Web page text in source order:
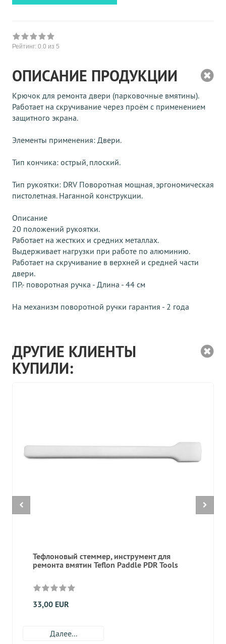
Рейтинг: 0.0 из 5
ОПИСАНИЕ ПРОДУКЦИИ
Крючок для ремонта двери (парковочные вмятины).
Работает на скручивание через проём с применением
защитного экрана.
Элементы применения: Двери.
Тип кончика: острый, плоский.
Тип рукоятки: DRV Поворотная мощная, эргономическая
пистолетная. Наганной конструкции.
Описание
20 положений рукоятки.
Работает на жестких и средних металлах.
Выдерживает нагрузки при работе по алюминию.
Работает на скручивание в верхней и средней части
двери.
ПР.- поворотная ручка - Длина - 44 см
На механизм поворотной ручки гарантия - 2 года
ДРУГИЕ КЛИЕНТЫ
КУПИЛИ:
Тефлоновый стеммер, инструмент для
ремонта вмятин Teflon Paddle PDR Tools
33,00 EUR
Далее...